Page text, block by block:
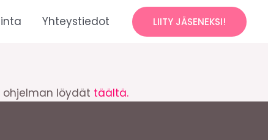
Yhteystiedot LIITY JÄSENEKSI!
ohjelman löydät täältä.